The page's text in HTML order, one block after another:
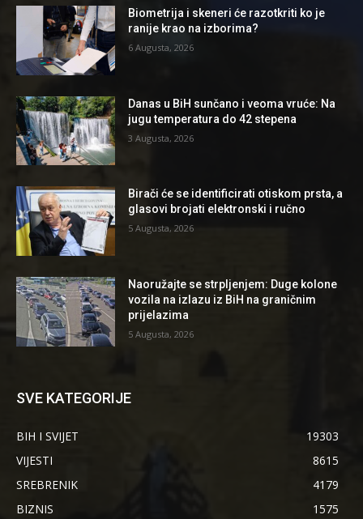
Biometrija i skeneri će razotkriti ko je
ranije krao na izborima?
6 Augusta, 2026
Danas u BiH sunčano i veoma vruće: Na
jugu temperatura do 42 stepena
3 Augusta, 2026
Birači će se identificirati otiskom prsta, a
glasovi brojati elektronski i ručno
5 Augusta, 2026
Naoružajte se strpljenjem: Duge kolone
vozila na izlazu iz BiH na graničnim
prijelazima
5 Augusta, 2026
SVE KATEGORIJE
BIH I SVIJET
19303
VIJESTI
8615
SREBRENIK
4179
BIZNIS
1575